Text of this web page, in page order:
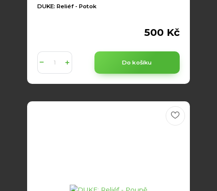
DUKE: Reliéf - Potok
500 Kč
Do košíku